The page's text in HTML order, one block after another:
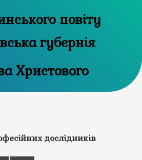
повіту
губернія
Христового
дослідників